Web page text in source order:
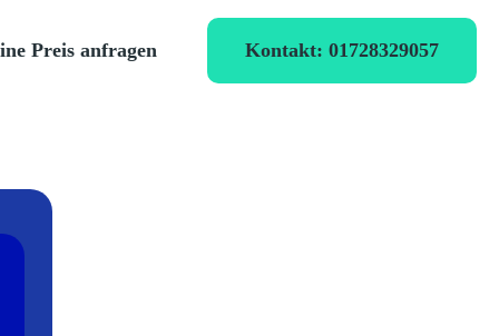
Preis anfragen Kontakt: 01728329057